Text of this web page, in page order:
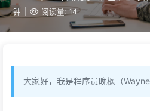
钟
阅读量: 14
大家好，我是程序员晚枫（Wayne